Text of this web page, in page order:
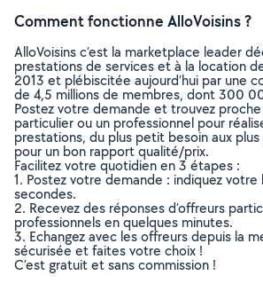
Comment fonctionne AlloVoisins ?
AlloVoisins c’est la marketplace leader
prestations de services et à la location
2013 et plébiscitée aujourd’hui par une
de 4,5 millions de membres, dont 300
Postez votre demande et trouvez
particulier ou un professionnel pour
prestations, du plus petit besoin aux
pour un bon rapport qualité/prix.
Facilitez votre quotidien en 3 étapes :
1. Postez votre demande : indiquez
secondes.
2. Recevez des réponses d’offreurs
professionnels en quelques minutes.
3. Echangez avec les offreurs depuis la
sécurisée et faites votre choix !
C’est gratuit et sans commission !